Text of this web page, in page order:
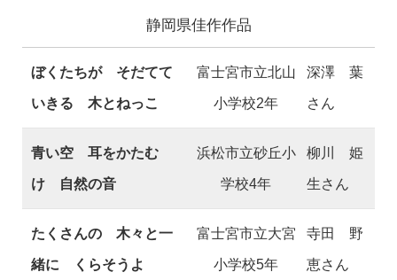
静岡県佳作作品
ぼくたちが そだてて
いきる 木とねっこ
富士宮市立北山
小学校2年
深澤 葉
さん
青い空 耳をかたむ
け 自然の音
浜松市立砂丘小
学校4年
柳川 姫
生さん
たくさんの 木々と一
緒に くらそうよ
富士宮市立大宮
小学校5年
寺田 野
恵さん